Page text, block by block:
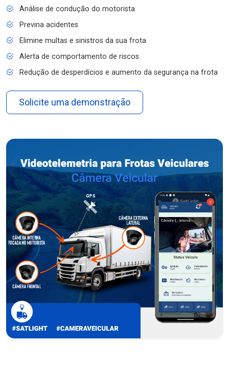
Análise de condução do motorista
Previna acidentes
Elimine multas e sinistros da sua frota
Alerta de comportamento de riscos
Redução de desperdícios e aumento da segurança na frota
Solicite uma demonstração